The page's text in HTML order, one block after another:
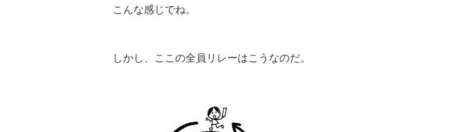
こんな感じでね。
しかし、ここの全員リレーはこうなのだ。